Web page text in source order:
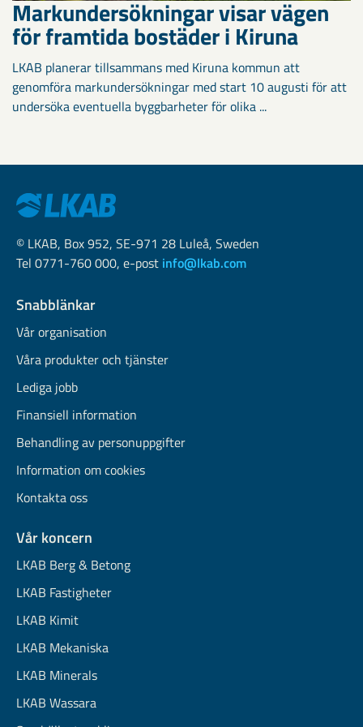
Markundersökningar visar vägen
för framtida bostäder i Kiruna
LKAB planerar tillsammans med Kiruna kommun att
genomföra markundersökningar med start 10 augusti för att
undersöka eventuella byggbarheter för olika ...
© LKAB, Box 952, SE-971 28 Luleå, Sweden
Tel 0771-760 000, e-post info@lkab.com
Snabblänkar
Vår organisation
Våra produkter och tjänster
Lediga jobb
Finansiell information
Behandling av personuppgifter
Information om cookies
Kontakta oss
Vår koncern
LKAB Berg & Betong
LKAB Fastigheter
LKAB Kimit
LKAB Mekaniska
LKAB Minerals
LKAB Wassara